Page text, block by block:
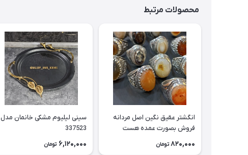
محصولات مرتبط
انگشتر عقیق نگین اصل مردانه
فروش بصورت عمده هست
هست فروش بصورت رندوم
820,000 تومان
سینی لیلیوم مشکی خانمان مدل
337523
6,120,000 تومان